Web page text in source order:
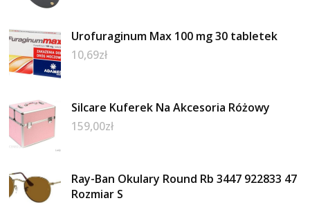
Urofuraginum Max 100 mg 30 tabletek
10,69zł
Silcare Kuferek Na Akcesoria Różowy
159,00zł
Ray-Ban Okulary Round Rb 3447 922833 47
Rozmiar S